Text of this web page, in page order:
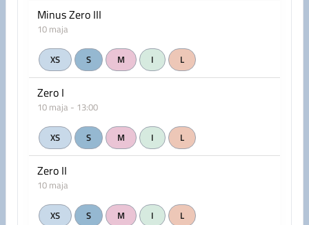
Minus Zero III
10 maja
XS S M I L
Zero I
10 maja - 13:00
XS S M I L
Zero II
10 maja
XS S M I L